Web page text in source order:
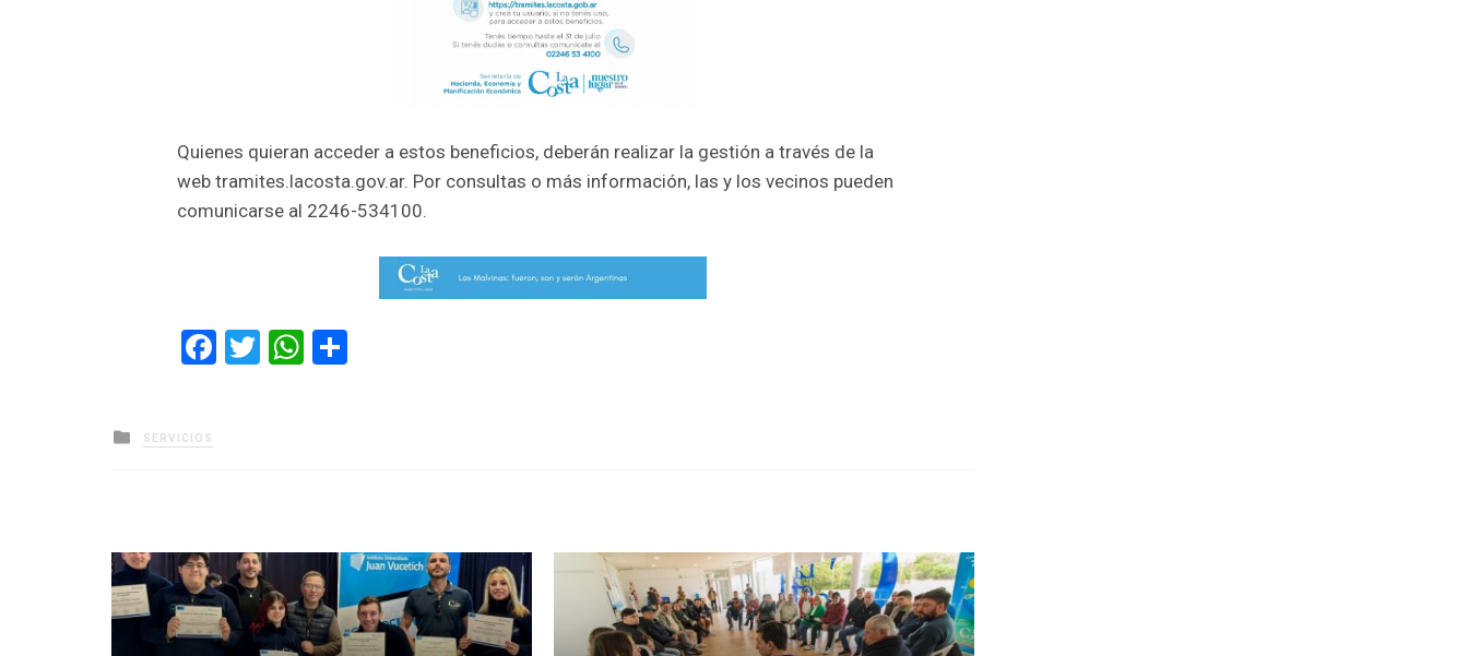
Quienes quieran acceder a estos beneficios, deberán realizar la gestión a través de la
web tramites.lacosta.gov.ar. Por consultas o más información, las y los vecinos pueden
comunicarse al 2246-534100.
Facebook
TwitterWhatsApp
Posted
in
SERVICIOS